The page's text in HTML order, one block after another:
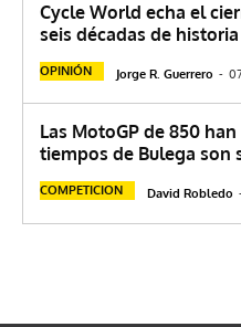
Cycle World echa el
seis décadas de historia
OPINIÓN Jorge R. Guerrero -
Las MotoGP de 850
tiempos de Bulega son
COMPETICION David Robledo